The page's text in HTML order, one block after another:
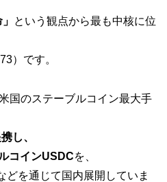
という観点から最も中核に位
）です。
国のステーブルコイン最大手
し、
コインUSDCを、
どを通じて国内展開していま